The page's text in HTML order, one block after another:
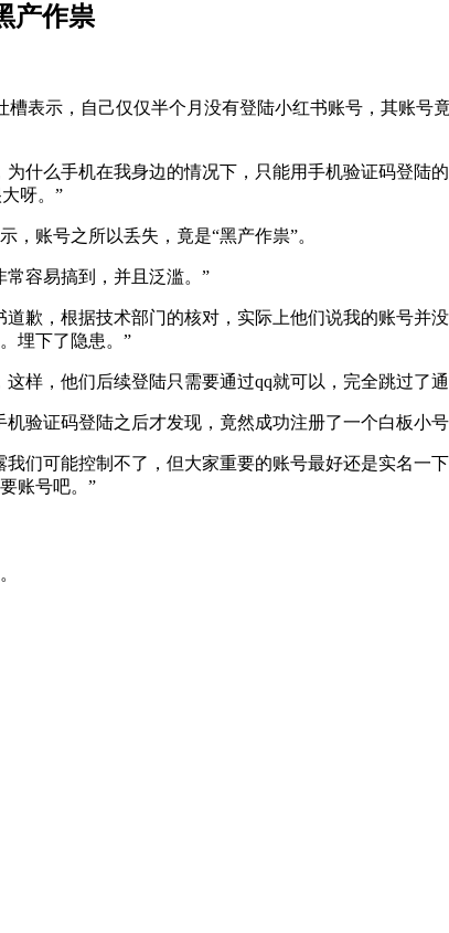
产作祟
表示，自己仅仅半个月没有登陆小红书账号，其账号
什么手机在我身边的情况下，只能用手机验证码登陆
呀。”
账号之所以丢失，竟是“黑产作祟”。
容易搞到，并且泛滥。”
歉，根据技术部门的核对，实际上他们说我的账号并
埋下了隐患。”
样，他们后续登陆只需要通过qq就可以，完全跳过了
验证码登陆之后才发现，竟然成功注册了一个白板小
们可能控制不了，但大家重要的账号最好还是实名一
账号吧。”